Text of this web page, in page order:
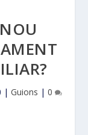
| Guions | 0